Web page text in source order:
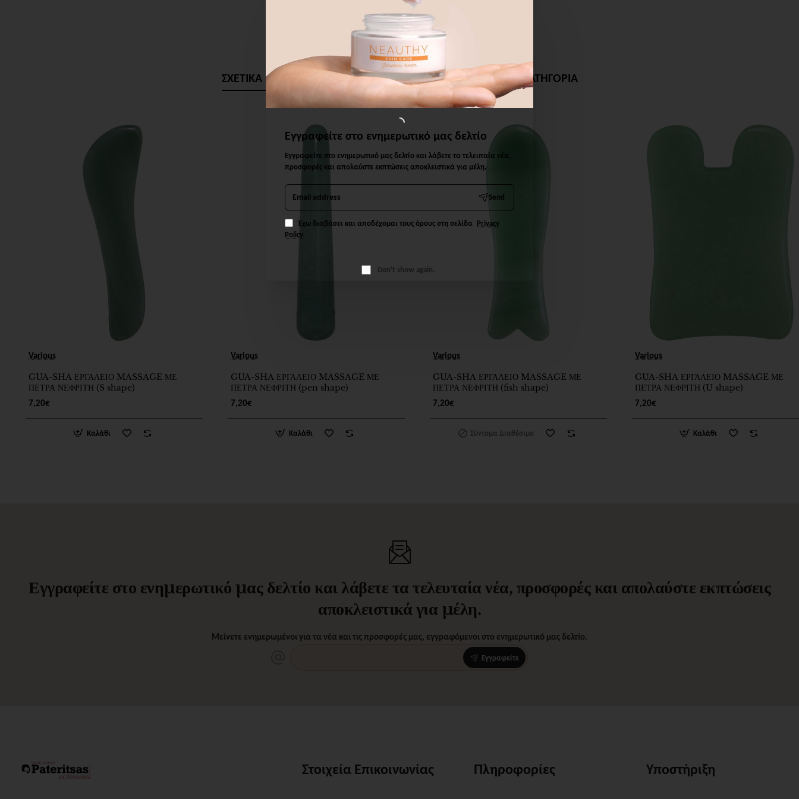
Εγγραφείτε στο ενημερωτικό μας δελτίο
Εγγραφείτε στο ενημερωτικό μας δελτίο και λάβετε τα τελευταία νέα,
προσφορές και απολαύστε εκπτώσεις αποκλειστικά για μέλη.
Email
address
Send
Έχω διαβάσει και αποδέχομαι τους όρους στη σελίδα Privacy
Policy
Don't show again.
ΣΧΕΤΙΚΑ ΠΡΟΙΟΝΤΑ ΑΓΟΡΑΣΑΝ ΕΠΙΣΗΣ ΑΠΟ ΤΗΝ ΙΔΙΑ ΚΑΤΗΓΟΡΙΑ
Various
GUA-SHA ΕΡΓΑΛΕΙΟ MASSAGE ΜΕ
ΠΕΤΡΑ ΝΕΦΡΙΤΗ (S shape)
7,20€
Καλάθι
Various
GUA-SHA ΕΡΓΑΛΕΙΟ MASSAGE ΜΕ
ΠΕΤΡΑ ΝΕΦΡΙΤΗ (pen shape)
7,20€
Καλάθι
Σύντομα Διαθέσιμο
Various
GUA-SHA ΕΡΓΑΛΕΙΟ MASSAGE ΜΕ
ΠΕΤΡΑ ΝΕΦΡΙΤΗ (fish shape)
7,20€
Σύντομα Διαθέσιμο
Various
GUA-SHA ΕΡΓΑΛΕΙΟ MASSAGE ΜΕ
ΠΕΤΡΑ ΝΕΦΡΙΤΗ (U shape)
7,20€
Καλάθι
Εγγραφείτε στο ενημερωτικό μας δελτίο και λάβετε τα τελευταία νέα, προσφορές και απολαύστε εκπτώσεις
αποκλειστικά για μέλη.
Μείνετε ενημερωμένοι για τα νέα και τις προσφορές μας, εγγραφόμενοι στο ενημερωτικό μας δελτίο.
Εγγραφείτε
Στοιχεία Επικοινωνίας Πληροφορίες Υποστήριξη